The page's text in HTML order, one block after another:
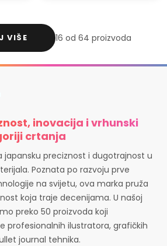
VIŠE 16 od 64 proizvoda
inovacija i vrhunski
crtanja
japansku preciznost i dugotrajnost u
Poznata po razvoju prve
na svijetu, ova marka pruža
koja traje decenijama. U našoj
preko 50 proizvoda koji
profesionalnih ilustratora, grafičkih
journal tehnika.